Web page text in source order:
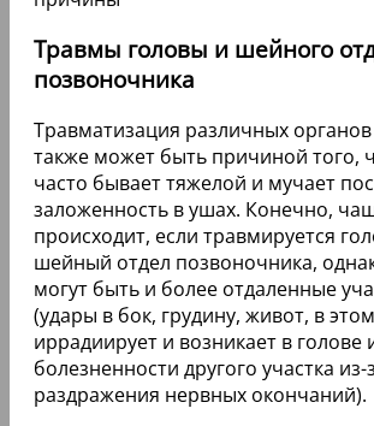
Травмы головы и шейного
позвоночника
Травматизация различных органов
также может быть причиной того,
часто бывает тяжелой и мучает
заложенность в ушах. Конечно,
происходит, если травмируется
шейный отдел позвоночника,
могут быть и более отдаленные
(удары в бок, грудину, живот, в
иррадиирует и возникает в голове
болезненности другого участка из-
раздражения нервных окончаний).